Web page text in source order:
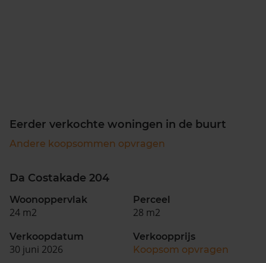
Eerder verkochte woningen in de buurt
Andere koopsommen opvragen
Da Costakade 204
Woonoppervlak
24 m2
Perceel
28 m2
Verkoopdatum
30 juni 2026
Verkoopprijs
Koopsom opvragen